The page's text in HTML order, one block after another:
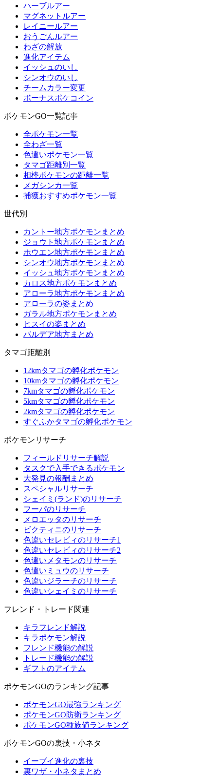
ハーブルアー
マグネットルアー
レイニールアー
おうごんルアー
わざの解放
進化アイテム
イッシュのいし
シンオウのいし
チームカラー変更
ボーナスポケコイン
ポケモンGO一覧記事
全ポケモン一覧
全わざ一覧
色違いポケモン一覧
タマゴ距離別一覧
相棒ポケモンの距離一覧
メガシンカ一覧
捕獲おすすめポケモン一覧
世代別
カントー地方ポケモンまとめ
ジョウト地方ポケモンまとめ
ホウエン地方ポケモンまとめ
シンオウ地方ポケモンまとめ
イッシュ地方ポケモンまとめ
カロス地方ポケモンまとめ
アローラ地方ポケモンまとめ
アローラの姿まとめ
ガラル地方ポケモンまとめ
ヒスイの姿まとめ
パルデア地方まとめ
タマゴ距離別
12kmタマゴの孵化ポケモン
10kmタマゴの孵化ポケモン
7kmタマゴの孵化ポケモン
5kmタマゴの孵化ポケモン
2kmタマゴの孵化ポケモン
すぐふかタマゴの孵化ポケモン
ポケモンリサーチ
フィールドリサーチ解説
タスクで入手できるポケモン
大発見の報酬まとめ
スペシャルリサーチ
シェイミ(ランド)のリサーチ
フーパのリサーチ
メロエッタのリサーチ
ビクティニのリサーチ
色違いセレビィのリサーチ1
色違いセレビィのリサーチ2
色違いメタモンのリサーチ
色違いミュウのリサーチ
色違いジラーチのリサーチ
色違いシェイミのリサーチ
フレンド・トレード関連
キラフレンド解説
キラポケモン解説
フレンド機能の解説
トレード機能の解説
ギフトのアイテム
ポケモンGOのランキング記事
ポケモンGO最強ランキング
ポケモンGO防衛ランキング
ポケモンGO種族値ランキング
ポケモンGOの裏技・小ネタ
イーブイ進化の裏技
裏ワザ・小ネタまとめ